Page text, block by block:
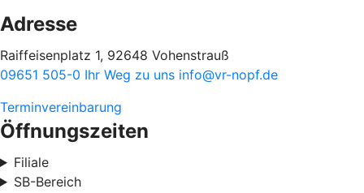
Adresse
Raiffeisenplatz 1, 92648 Vohenstrauß
09651 505-0 Ihr Weg zu uns info@vr-nopf.de
Terminvereinbarung
Öffnungszeiten
Filiale
SB-Bereich